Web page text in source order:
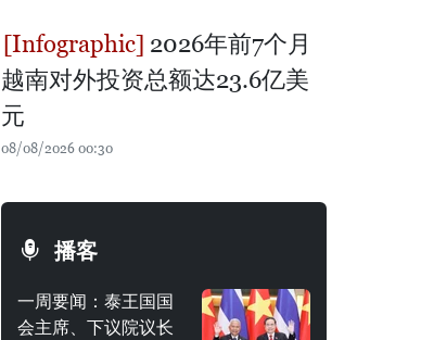
2026年前7个月
越南对外投资总额达23.6亿美
元
08/08/2026 00:30
播客
一周要闻：泰王国国
会主席、下议院议长